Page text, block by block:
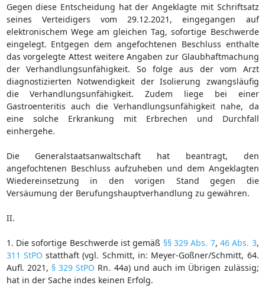
Gegen diese Entscheidung hat der Angeklagte mit Schriftsatz
seines Verteidigers vom 29.12.2021, eingegangen auf
elektronischem Wege am gleichen Tag, sofortige Beschwerde
eingelegt. Entgegen dem angefochtenen Beschluss enthalte
das vorgelegte Attest weitere Angaben zur Glaubhaftmachung
der Verhandlungsunfähigkeit. So folge aus der vom Arzt
diagnostizierten Notwendigkeit der Isolierung zwangsläufig
die Verhandlungsunfähigkeit. Zudem liege bei einer
Gastroenteritis auch die Verhandlungsunfähigkeit nahe, da
eine solche Erkrankung mit Erbrechen und Durchfall
einhergehe.
Die Generalstaatsanwaltschaft hat beantragt, den
angefochtenen Beschluss aufzuheben und dem Angeklagten
Wiedereinsetzung in den vorigen Stand gegen die
Versäumung der Berufungshauptverhandlung zu gewähren.
II.
1. Die sofortige Beschwerde ist gemäß §§ 329 Abs. 7, 46 Abs. 3,
311 StPO statthaft (vgl. Schmitt, in: Meyer-Goßner/Schmitt, 64.
Aufl. 2021, § 329 StPO Rn. 44a) und auch im Übrigen zulässig;
hat in der Sache indes keinen Erfolg.